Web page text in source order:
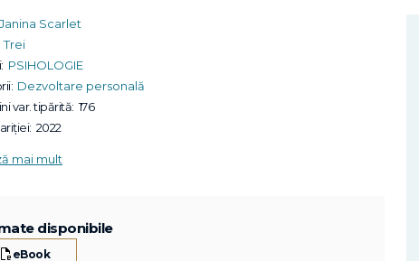
Janina Scarlet
Trei
PSIHOLOGIE
Dezvoltare personală
var. tipărită: 176
2022
mai mult
disponibile
eBook